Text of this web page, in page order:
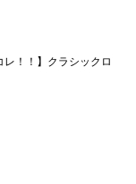
レ！！】クラシックロ